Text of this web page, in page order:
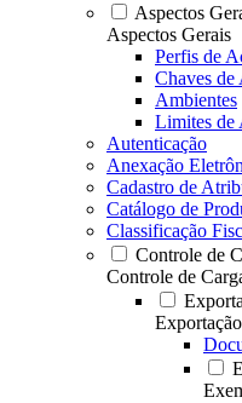
Aspectos
Aspectos Gerais
Perfis de
Chaves de
Ambientes
Limites de
Autenticação
Anexação
Cadastro de
Catálogo de
Classificação
Controle de
Controle de
Exportação